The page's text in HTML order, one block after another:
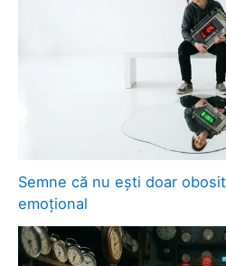
Semne că nu ești doar
emoțional